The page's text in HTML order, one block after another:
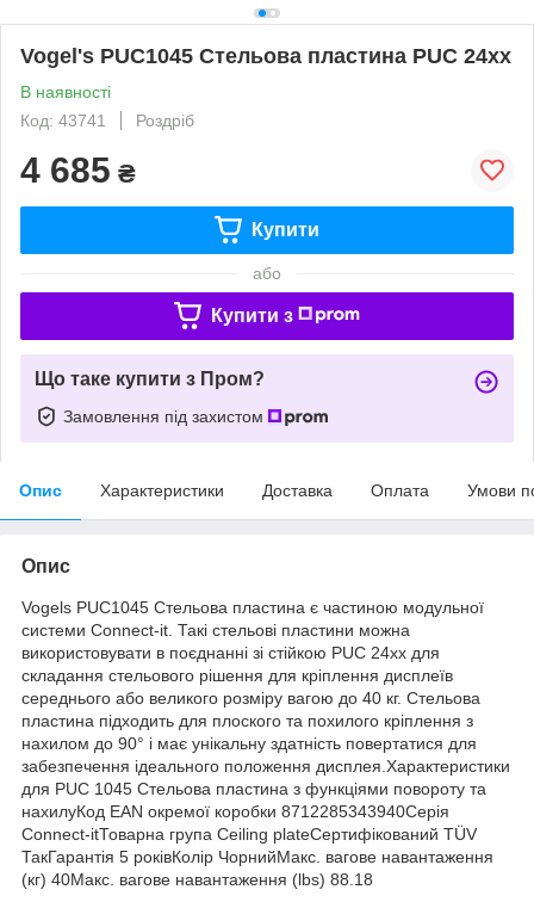
Vogel's PUC1045 Стельова пластина PUC 24xx
В наявності
Код: 43741
Роздріб
4 685 ₴
Купити
або
Купити з
Що таке купити з Пром?
Замовлення під захистом
Опис Характеристики Доставка Оплата Умови
Опис
Vogels PUC1045 Стельова пластина є частиною модульної
системи Connect-it. Такі стельові пластини можна
використовувати в поєднанні зі стійкою PUC 24xx для
складання стельового рішення для кріплення дисплеїв
середнього або великого розміру вагою до 40 кг. Стельова
пластина підходить для плоского та похилого кріплення з
нахилом до 90° і має унікальну здатність повертатися для
забезпечення ідеального положення дисплея.Характеристики
для PUC 1045 Стельова пластина з функціями повороту та
нахилуКод EAN окремої коробки 8712285343940Серія
Connect-itТоварна група Ceiling plateСертифікований TÜV
ТакГарантія 5 роківКолір ЧорнийМакс. вагове навантаження
(кг) 40Макс. вагове навантаження (lbs) 88.18